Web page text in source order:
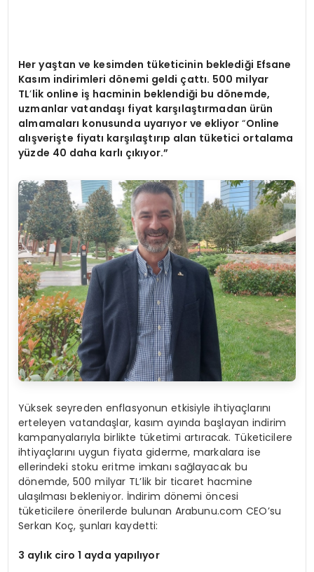
Her yaştan ve kesimden tüketicinin beklediği Efsane
Kasım indirimleri dönemi geldi çattı. 500 milyar
TL’lik online iş hacminin beklendiği bu dönemde,
uzmanlar vatandaşı fiyat karşılaştırmadan ürün
almamaları konusunda uyarıyor ve ekliyor“Online
alışverişte fiyatı karşılaştırıp alan tüketici ortalama
yüzde 40 daha karlı çıkıyor.”
Yüksek seyreden enflasyonun etkisiyle ihtiyaçlarını
erteleyen vatandaşlar, kasım ayında başlayan indirim
kampanyalarıyla birlikte tüketimi artıracak. Tüketicilere
ihtiyaçlarını uygun fiyata giderme, markalara ise
ellerindeki stoku eritme imkanı sağlayacak bu
dönemde, 500 milyar TL’lik bir ticaret hacmine
ulaşılması bekleniyor. İndirim dönemi öncesi
tüketicilere önerilerde bulunan Arabunu.com CEO’su
Serkan Koç, şunları kaydetti:
3 aylık ciro 1 ayda yapılıyor